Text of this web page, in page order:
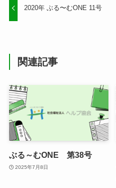
2020年 ぶる〜むONE 11号
関連記事
ぶる～むONE 第38号
2025年7月8日